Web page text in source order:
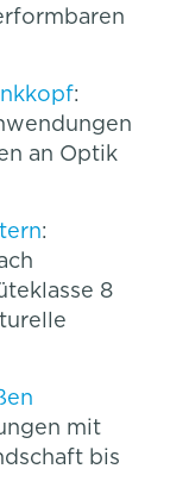
:
an Optik
:
8
mit
bis